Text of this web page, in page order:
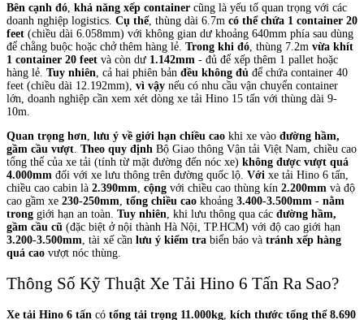
Bên cạnh đó khả năng xếp container cũng là yếu tố quan trọng với các
doanh nghiệp logistics. Cụ thể, thùng dài 6.7m có thể chứa 1 container 20
feet (chiều dài 6.058mm) với không gian dư khoảng 640mm phía sau dùng
để chằng buộc hoặc chở thêm hàng lẻ. Trong khi đó , thùng 7.2m vừa khít
1 container 20 feet và còn dư 1.142mm - đủ để xếp thêm 1 pallet hoặc
hàng lẻ. Tuy nhiên , cả hai phiên bản đều không đủ để chứa container 40
feet (chiều dài 12.192mm), vì vậy nếu có nhu cầu vận chuyển container
lớn, doanh nghiệp cần xem xét dòng xe tải Hino 15 tấn với thùng dài 9-
10m.
Quan trọng hơn lưu ý về giới hạn chiều cao khi xe vào đường hầm,
gầm cầu vượt Theo quy định Bộ Giao thông Vận tải Việt Nam, chiều cao
tổng thể của xe tải (tính từ mặt đường đến nóc xe) không được vượt quá
4.000mm đối với xe lưu thông trên đường quốc lộ. Với xe tải Hino 6 tấn,
chiều cao cabin là 2.390mm cộng với chiều cao thùng kín 2.200mm và độ
cao gầm xe 230-250mm tổng chiều cao khoảng 3.400-3.500mm - nằm
trong giới hạn an toàn. Tuy nhiên , khi lưu thông qua các đường hầm,
gầm cầu cũ (đặc biệt ở nội thành Hà Nội, TP.HCM) với độ cao giới hạn
3.200-3.500mm , tài xế cần lưu ý kiểm tra biển báo và tránh xếp hàng
quá cao vượt nóc thùng.
Thông Số Kỹ Thuật Xe Tải Hino 6 Tấn Ra Sao?
Xe tải Hino 6 tấn có tổng tải trọng 11.000kg kích thước tổng thể 8.690